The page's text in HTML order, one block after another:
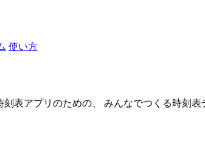
使い方
表アプリのための、 みんなでつくる時刻表